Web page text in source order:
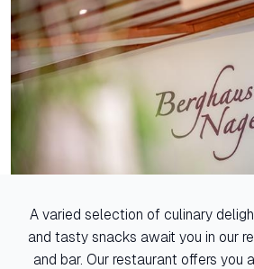
A varied selection of culinary
and tasty snacks await you in our
and bar. Our restaurant offers you